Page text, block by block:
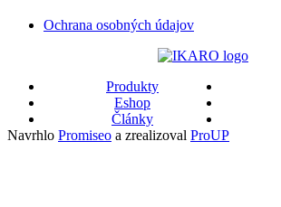
Ochrana osobných údajov
Produkty
Eshop
Články
Navrhlo Promiseo a zrealizoval ProUP